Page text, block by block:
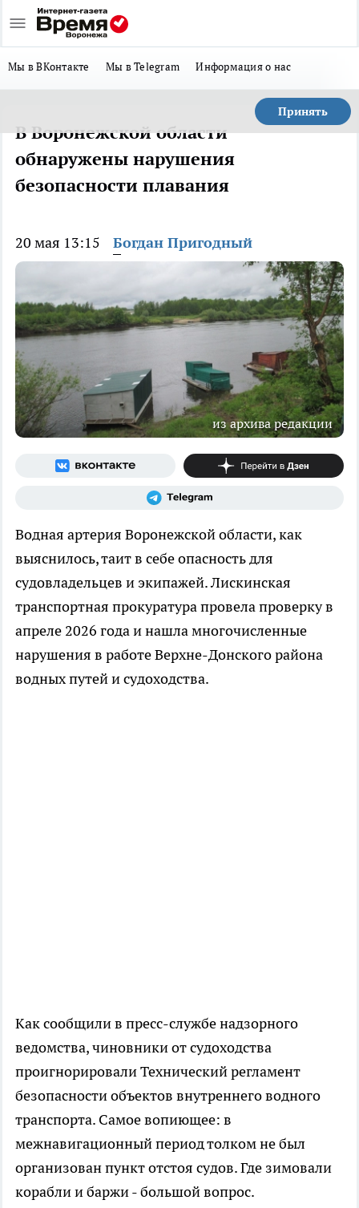
Мы в ВКонтакте Мы в Telegram Информация о нас
Принять
В Воронежской области
обнаружены нарушения
безопасности плавания
20 мая 13:15 Богдан Пригодный
из архива редакции
Водная артерия Воронежской области, как
выяснилось, таит в себе опасность для
судовладельцев и экипажей. Лискинская
транспортная прокуратура провела проверку в
апреле 2026 года и нашла многочисленные
нарушения в работе Верхне-Донского района
водных путей и судоходства.
Как сообщили в пресс-службе надзорного
ведомства, чиновники от судоходства
проигнорировали Технический регламент
безопасности объектов внутреннего водного
транспорта. Самое вопиющее: в
межнавигационный период толком не был
организован пункт отстоя судов. Где зимовали
корабли и баржи - большой вопрос.